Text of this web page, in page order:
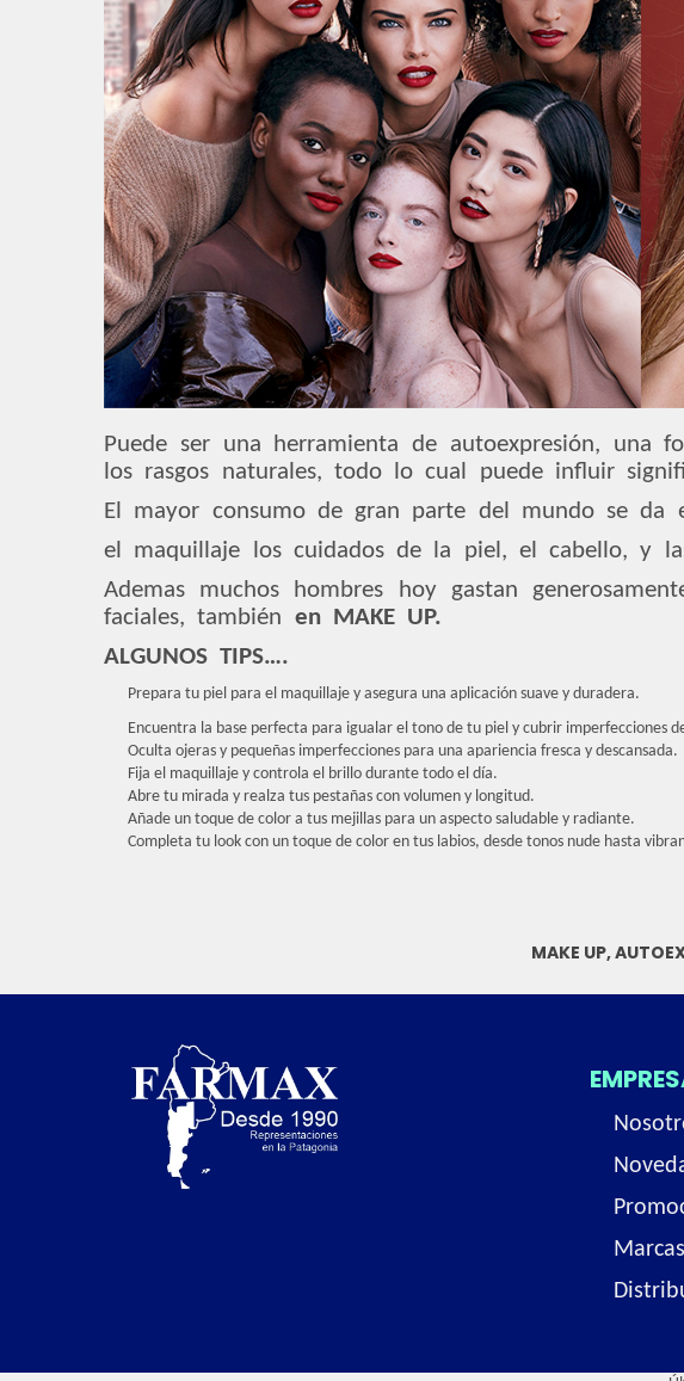
Puede ser una herramienta de autoexpresión, una
los rasgos naturales, todo lo cual puede influir
El mayor consumo de gran parte del mundo se da
el maquillaje los cuidados de la piel, el cabello, y
Ademas muchos hombres hoy gastan
faciales, también en MAKE UP.
ALGUNOS TIPS….
Prepara tu piel para el maquillaje y asegura una aplicación suave y duradera.
Encuentra la base perfecta para igualar el tono de tu piel y cubrir imperfecciones
Oculta ojeras y pequeñas imperfecciones para una apariencia fresca y descansada.
Fija el maquillaje y controla el brillo durante todo el día.
Abre tu mirada y realza tus pestañas con volumen y longitud.
Añade un toque de color a tus mejillas para un aspecto saludable y radiante.
Completa tu look con un toque de color en tus labios, desde tonos nude hasta
MAKE UP,
Marcas